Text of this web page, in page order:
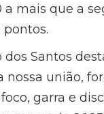
a mais que a
pontos.
dos Santos
nossa união,
garra e